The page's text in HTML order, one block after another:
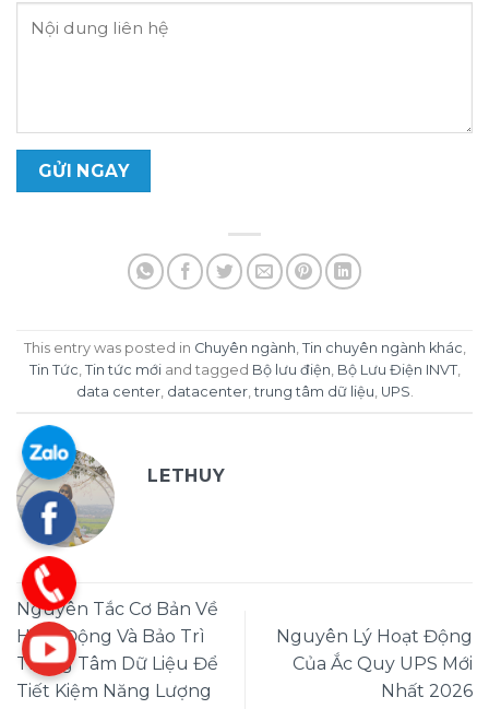
This entry was posted in Chuyên ngành, Tin chuyên ngành khác,
Tin Tức, Tin tức mớiand tagged Bộ lưu điện, Bộ Lưu Điện INVT,
data center, datacenter,trung tâm dữ liệu, UPS.
LETHUY
Nguyên Tắc Cơ Bản Về
Hoạt Động Và Bảo Trì
Trung Tâm Dữ Liệu Để
Tiết Kiệm Năng Lượng
Nguyên Lý Hoạt Động
Của Ắc Quy UPS Mới
Nhất 2026